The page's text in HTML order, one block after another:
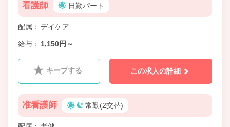
看護師 日勤パート
配属 デイケア
給与 1,150円～
キープする この求人の詳細
准看護師 常勤(2交替)